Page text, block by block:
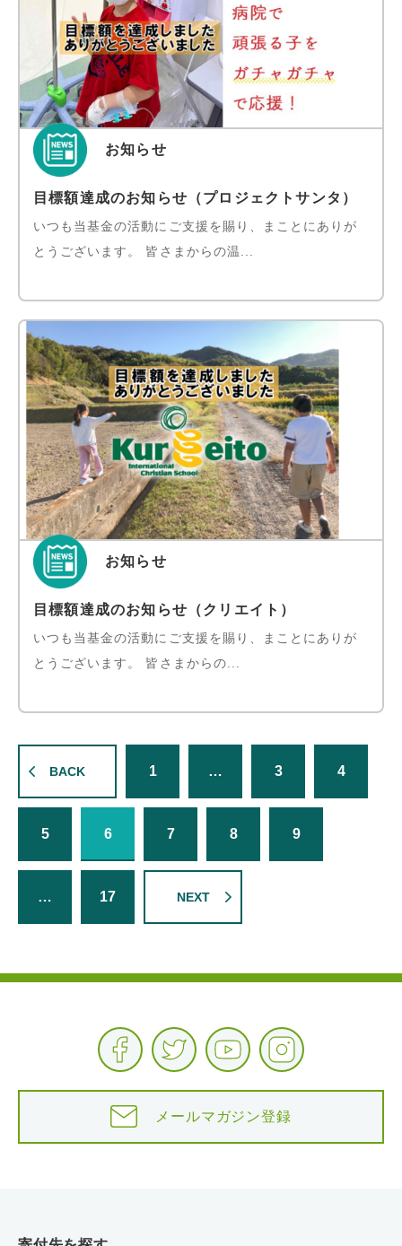
お知らせ
目標額達成のお知らせ（プロジェクトサンタ）
いつも当基金の活動にご支援を賜り、まことにありが
とうございます。 皆さまからの温...
お知らせ
目標額達成のお知らせ（クリエイト）
いつも当基金の活動にご支援を賜り、まことにありが
とうございます。 皆さまからの...
BACK 1 … 3 4
5 6 7 8 9
… 17 NEXT
メールマガジン登録